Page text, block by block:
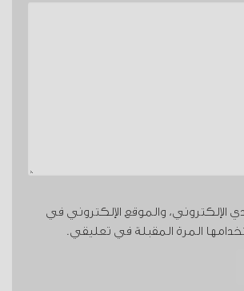
الإلكتروني، والموقع الإلكتروني في
المرة المقبلة في تعليقي.